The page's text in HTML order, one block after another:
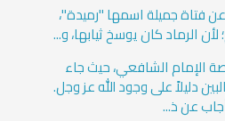
فتاة جميلة اسمها "رميدة"،
الرماد كان يوسخ ثيابها، و...
الإمام الشافعي، حيث جاء
دليلاً على وجود الله عز وجل.
عن ذ...